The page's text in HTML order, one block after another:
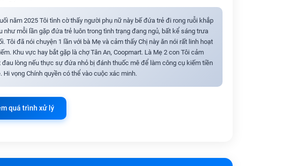
năm 2025 Tôi tình cờ thấy người phụ nữ này bế đứa trẻ đi rong ruỗi khắp
như mỗi lần gặp đứa trẻ luôn trong tình trạng đang ngủ, bất kể sáng trưa
Tôi đã nói chuyện 1 lần với bà Mẹ và cảm thấy Chị này ăn nói rất linh hoạt
Khu vực hay bắt gặp là chợ Tân An, Coopmart. Là Mẹ 2 con Tôi cảm
đau lòng nếu thực sự đứa nhỏ bị đánh thuốc mê để làm công cụ kiếm tiền
Hi vọng Chính quyền có thể vào cuộc xác minh.
quá trình xử lý